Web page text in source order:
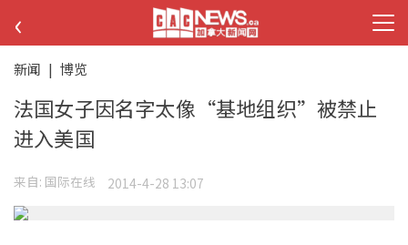
‹
新闻 | 博览
法国女子因名字太像“基地组织”被禁止
进入美国
来自: 国际在线 2014-4-28 13:07